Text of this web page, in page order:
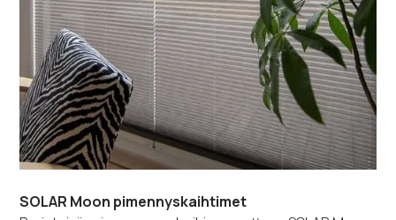
SOLAR Moon pimennyskaihtimet